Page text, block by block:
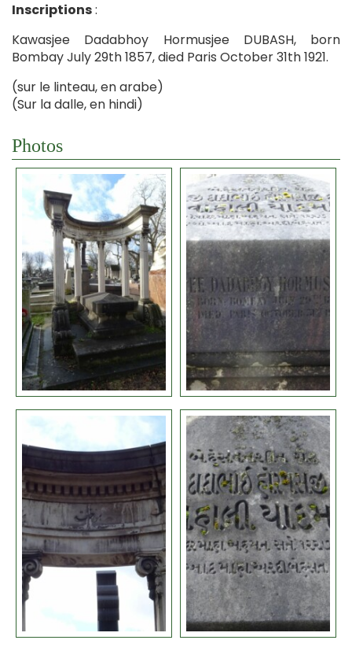
Inscriptions:
Kawasjee Dadabhoy Hormusjee DUBASH, born
Bombay July 29th 1857, died Paris October 31th 1921.
(sur le linteau, en arabe)
(Sur la dalle, en hindi)
Photos